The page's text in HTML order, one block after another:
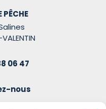
PÊCHE
06 47
nous